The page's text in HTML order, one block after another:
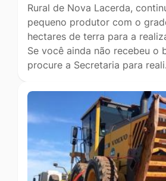
Rural de Nova Lacerda,
pequeno produtor com o
hectares de terra para a
Se você ainda não recebeu o
procure a Secretaria para